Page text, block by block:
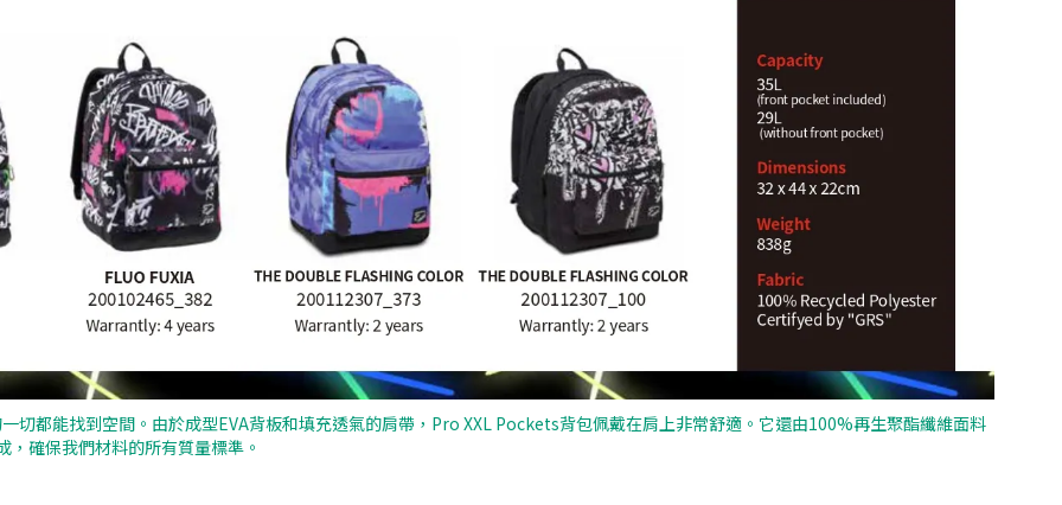
切都能找到空間。由於成型EVA背板和填充透氣的肩帶，Pro XXL Pockets背包佩戴在肩上非常舒適。它還由100%再生聚酯纖維面料
確保我們材料的所有質量標準。